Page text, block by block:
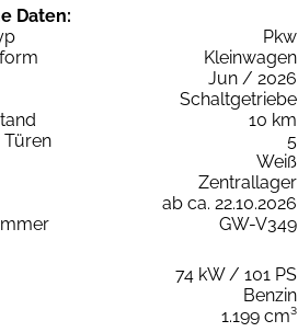
Daten:
Pkw
Kleinwagen
Jun / 2026
Schaltgetriebe
10 km
Türen
5
Weiß
Zentrallager
ab ca. 22.10.2026
GW-V349
74 kW / 101 PS
Benzin
1.199 cm³